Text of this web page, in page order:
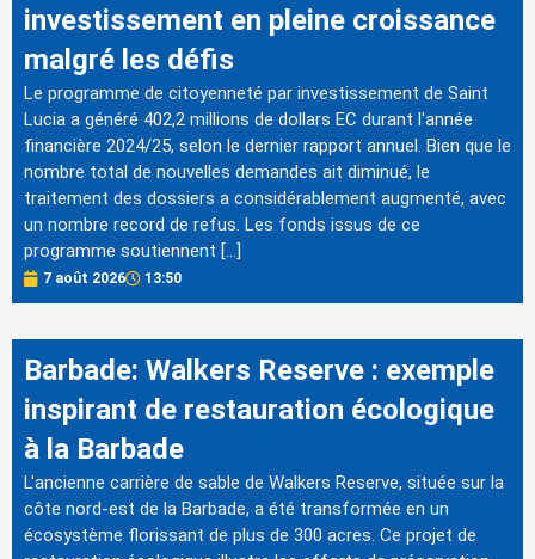
investissement en pleine croissance
malgré les défis
Le programme de citoyenneté par investissement de Saint
Lucia a généré 402,2 millions de dollars EC durant l'année
financière 2024/25, selon le dernier rapport annuel. Bien que le
nombre total de nouvelles demandes ait diminué, le
traitement des dossiers a considérablement augmenté, avec
un nombre record de refus. Les fonds issus de ce
programme soutiennent […]
7 août 2026 13:50
Barbade: Walkers Reserve : exemple
inspirant de restauration écologique
à la Barbade
L'ancienne carrière de sable de Walkers Reserve, située sur la
côte nord-est de la Barbade, a été transformée en un
écosystème florissant de plus de 300 acres. Ce projet de